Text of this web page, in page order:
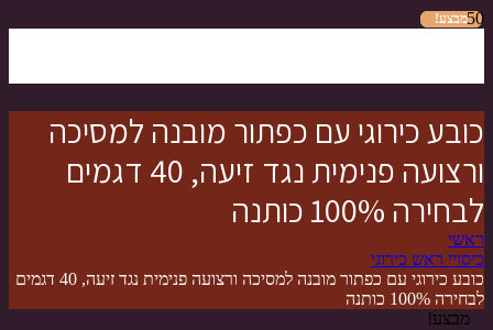
כובע כירוגי עם כפתור מובנה למסיכה
ורצועה פנימית נגד זיעה, 40 דגמים
לבחירה 100% כותנה
ראשי
כיסויי ראש כירוגי
כובע כירוגי עם כפתור מובנה למסיכה ורצועה פנימית נגד זיעה, 40 דגמים
לבחירה 100% כותנה
מבצע!
מבצע!
מבצע!
מבצע!
מבצע!
מבצע!
מבצע!